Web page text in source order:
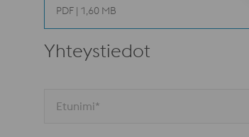
PDF | 1,60 MB
Yhteystiedot
Etunimi*